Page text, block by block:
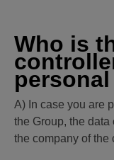
Who is
A) In case you are
the Group, the
the company of the